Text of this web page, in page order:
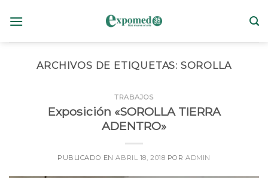
ARCHIVOS DE ETIQUETAS: SOROLLA
TRABAJOS
Exposición «SOROLLA TIERRA
ADENTRO»
PUBLICADO ENABRIL 18, 2018 PORADMIN